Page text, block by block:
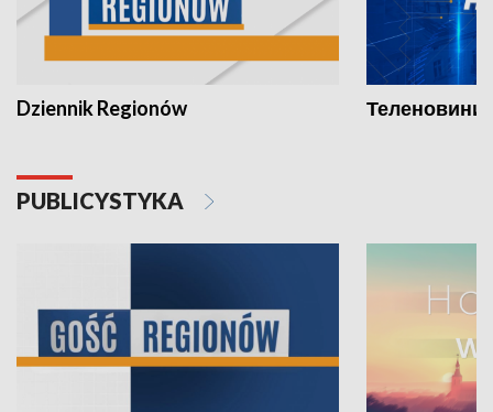
Dziennik Regionów Теленовини
PUBLICYSTYKA